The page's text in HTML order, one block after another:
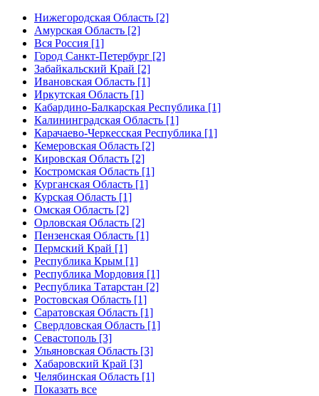
Нижегородская Область [2]
Амурская Область [2]
Вся Россия [1]
Город Санкт-Петербург [2]
Забайкальский Край [2]
Ивановская Область [1]
Иркутская Область [1]
Кабардино-Балкарская Республика [1]
Калининградская Область [1]
Карачаево-Черкесская Республика [1]
Кемеровская Область [2]
Кировская Область [2]
Костромская Область [1]
Курганская Область [1]
Курская Область [1]
Омская Область [2]
Орловская Область [2]
Пензенская Область [1]
Пермский Край [1]
Республика Крым [1]
Республика Мордовия [1]
Республика Татарстан [2]
Ростовская Область [1]
Саратовская Область [1]
Свердловская Область [1]
Севастополь [3]
Ульяновская Область [3]
Хабаровский Край [3]
Челябинская Область [1]
Показать все